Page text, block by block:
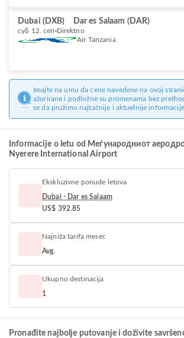
Dubai (DXB) Dar es Salaam (DAR)
суб 12. сеп Direktno
Air Tanzania
Imajte na umu da cene navedene na ovoj
ažurirane i podložne su promenama bez
se da pružimo najtačnije i aktuelnije informacije.
Informacije o letu od Меѓународниот
Nyerere International Airport
Ekskluzivne ponude letova
Dubai - Dar es Salaam
US$ 392.85
Najniža tarifa mesec
Avg.
Ukupno destinacija
1
Pronađite najbolje putovanje i doživite